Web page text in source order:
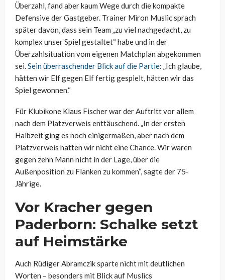
Überzahl, fand aber kaum Wege durch die kompakte
Defensive der Gastgeber. Trainer Miron Muslic sprach
später davon, dass sein Team „zu viel nachgedacht, zu
komplex unser Spiel gestaltet“ habe und in der
Überzahlsituation vom eigenen Matchplan abgekommen
sei.Sein überraschender Blick auf die Partie: „Ich glaube,
hätten wir Elf gegen Elf fertig gespielt, hätten wir das
Spiel gewonnen.“
Für Klubikone Klaus Fischer war der Auftritt vor allem
nach dem Platzverweis enttäuschend. „In der ersten
Halbzeit ging es noch einigermaßen, aber nach dem
Platzverweis hatten wir nicht eine Chance. Wir waren
gegen zehn Mann nicht in der Lage, über die
Außenposition zu Flanken zu kommen“, sagte der 75-
Jährige.
Vor Kracher gegen
Paderborn: Schalke setzt
auf Heimstärke
Auch Rüdiger Abramczik sparte nicht mit deutlichen
Worten – besonders mit Blick auf Muslics